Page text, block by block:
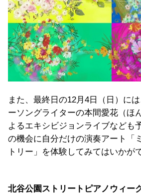
また、最終日の12月4日（日）に
ーソングライターの本間愛花（ほ
よるエキシビジョンライブなども
の機会に自分だけの演奏アート「
トリー」を体験してみてはいかが
北谷公園ストリートピアノウィー